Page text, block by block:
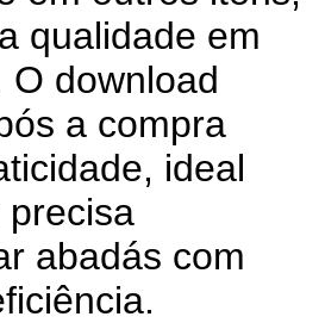
qualidade em
O download
a compra
ideal
precisa
abadás com